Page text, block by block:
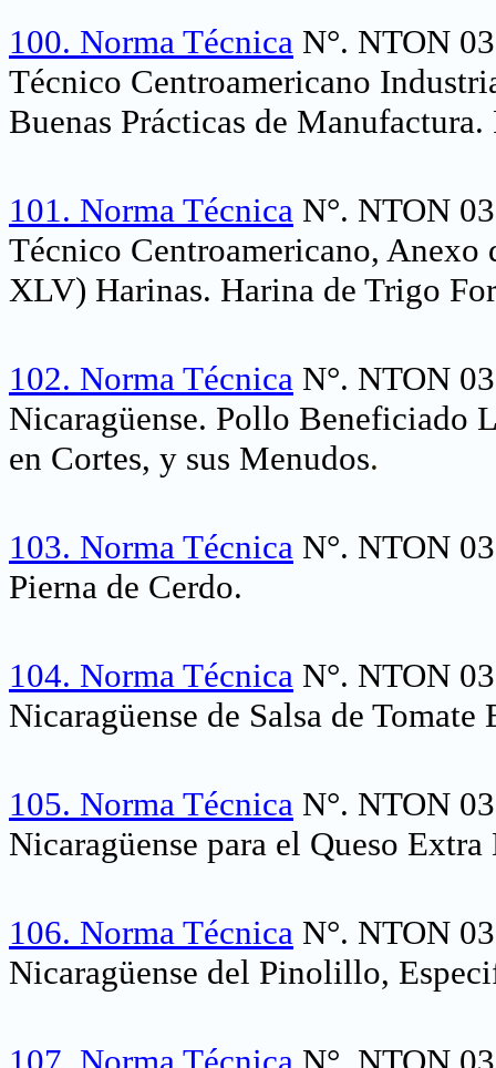
100. Norma Técnica N°. NTON
Técnico Centroamericano
Buenas Prácticas de
101. Norma Técnica N°. NTON
Técnico Centroamericano,
XLV) Harinas. Harina de Trigo
102. Norma Técnica N°. NTON
Nicaragüense. Pollo Beneficiado
en Cortes, y sus Menudos.
103. Norma Técnica N°. NTON
Pierna de Cerdo.
104. Norma Técnica N°. NTON
Nicaragüense de Salsa de
105. Norma Técnica N°. NTON
Nicaragüense para el Queso
106. Norma Técnica N°. NTON
Nicaragüense del Pinolillo,